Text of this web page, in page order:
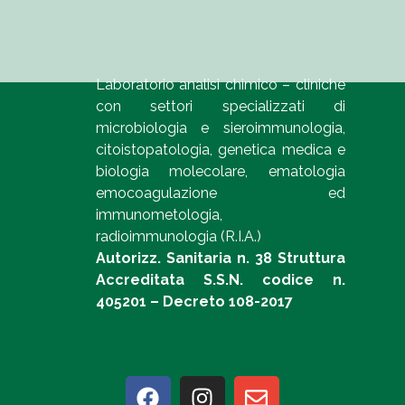
Laboratorio analisi chimico – cliniche
con settori specializzati di
microbiologia e sieroimmunologia,
citoistopatologia, genetica medica e
biologia molecolare, ematologia
emocoagulazione ed
immunometologia,
radioimmunologia (R.I.A.)
Autorizz. Sanitaria n. 38 Struttura
Accreditata S.S.N. codice n.
405201 – Decreto 108-2017